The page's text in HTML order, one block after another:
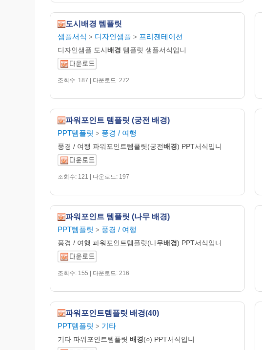
도시배경 템플릿
샘플서식 > 디자인샘플 > 프리젠테이션
디자인샘플 도시배경 템플릿 샘플서식입니
조회수: 187 | 다운로드: 272
파워포인트 템플릿 (궁전 배경)
PPT템플릿 > 풍경 / 여행
풍경 / 여행 파워포인트템플릿(궁전배경) PPT서식입니
조회수: 121 | 다운로드: 197
파워포인트 템플릿 (나무 배경)
PPT템플릿 > 풍경 / 여행
풍경 / 여행 파워포인트템플릿(나무배경) PPT서식입니
조회수: 155 | 다운로드: 216
파워포인트템플릿 배경(40)
PPT템플릿 > 기타
기타 파워포인트템플릿 배경(○) PPT서식입니